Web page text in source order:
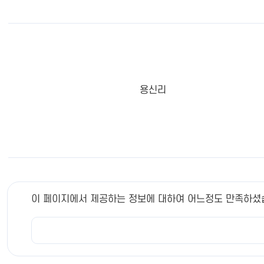
용신리
이 페이지에서 제공하는 정보에 대하여 어느정도 만족하셨